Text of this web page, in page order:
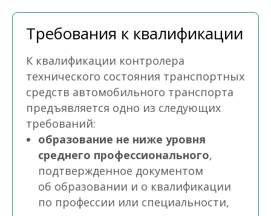
Требования к квалификации
К квалификации контролера
технического состояния транспортных
средств автомобильного транспорта
предъявляется одно из следующих
требований:
образование не ниже уровня
среднего профессионального,
подтвержденное документом
об образовании и о квалификации
по профессии или специальности,